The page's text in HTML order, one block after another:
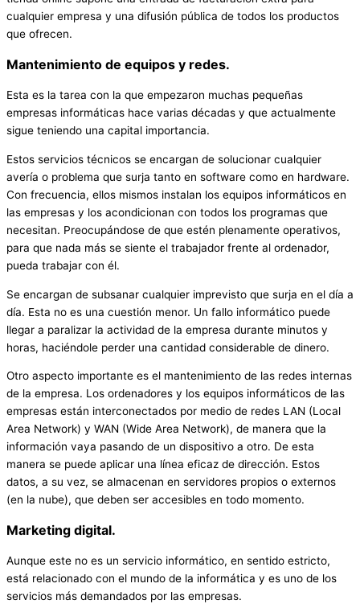
cualquier empresa y una difusión pública de todos los productos
que ofrecen.
Mantenimiento de equipos y redes.
Esta es la tarea con la que empezaron muchas pequeñas
empresas informáticas hace varias décadas y que actualmente
sigue teniendo una capital importancia.
Estos servicios técnicos se encargan de solucionar cualquier
avería o problema que surja tanto en software como en hardware.
Con frecuencia, ellos mismos instalan los equipos informáticos en
las empresas y los acondicionan con todos los programas que
necesitan. Preocupándose de que estén plenamente operativos,
para que nada más se siente el trabajador frente al ordenador,
pueda trabajar con él.
Se encargan de subsanar cualquier imprevisto que surja en el día a
día. Esta no es una cuestión menor. Un fallo informático puede
llegar a paralizar la actividad de la empresa durante minutos y
horas, haciéndole perder una cantidad considerable de dinero.
Otro aspecto importante es el mantenimiento de las redes internas
de la empresa. Los ordenadores y los equipos informáticos de las
empresas están interconectados por medio de redes LAN (Local
Area Network) y WAN (Wide Area Network), de manera que la
información vaya pasando de un dispositivo a otro. De esta
manera se puede aplicar una línea eficaz de dirección. Estos
datos, a su vez, se almacenan en servidores propios o externos
(en la nube), que deben ser accesibles en todo momento.
Marketing digital.
Aunque este no es un servicio informático, en sentido estricto,
está relacionado con el mundo de la informática y es uno de los
servicios más demandados por las empresas.